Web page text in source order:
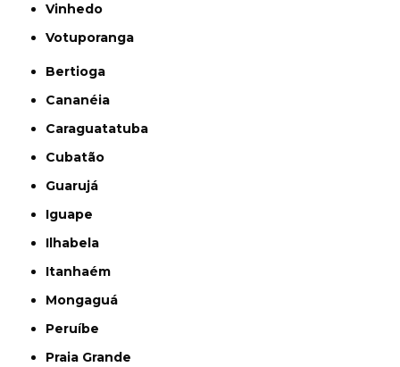
Vinhedo
Votuporanga
Bertioga
Cananéia
Caraguatatuba
Cubatão
Guarujá
Iguape
Ilhabela
Itanhaém
Mongaguá
Peruíbe
Praia Grande